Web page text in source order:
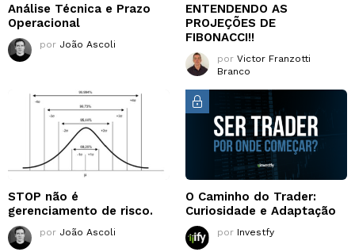
Análise Técnica e Prazo
Operacional
por João Ascoli
ENTENDENDO AS
PROJEÇÕES DE
FIBONACCI!!
por Victor Franzotti
Branco
STOP não é
gerenciamento de risco.
por João Ascoli
O Caminho do Trader:
Curiosidade e Adaptação
por Investfy